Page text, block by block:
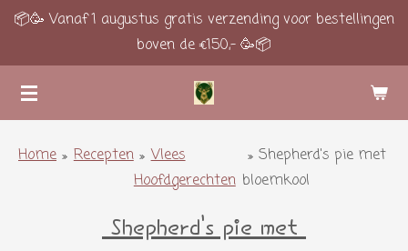
Ga
de
hoofdinhoud
📦🥳 Vanaf 1 augustus gratis verzending voor bestellingen
boven de €150,- 🥳📦
Home » Recepten » Vlees
Hoofdgerechten
» Shepherd's pie met
bloemkool
Shepherd's pie met